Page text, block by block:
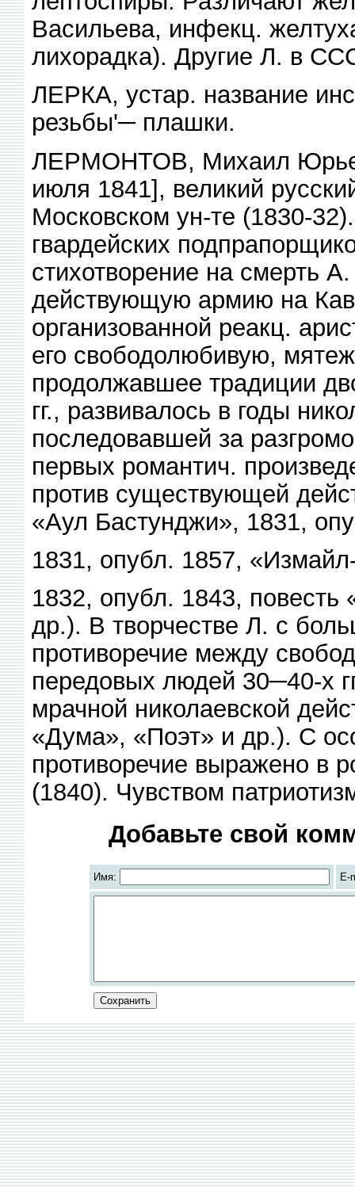
Васильева, инфекц.
лихорадка). Другие Л. в
ЛЕРКА, устар. название
резьбы'─ плашки.
ЛЕРМОНТОВ, Михаил
июля 1841], великий
Московском ун-те (1830-
гвардейских
стихотворение на смерть
действующую армию на
организованной реакц.
его свободолюбивую,
продолжавшее традиции
гг., развивалось в годы
последовавшей за
первых романтич.
против существующей
«Аул Бастунджи», 1831,
1831, опубл. 1857,
1832, опубл. 1843,
др.). В творчестве Л. с
противоречие между
передовых людей 30─40-х
мрачной николаевской
«Дума», «Поэт» и др.). С
противоречие выражено в
(1840). Чувством
Добавьте свой
Имя: E-